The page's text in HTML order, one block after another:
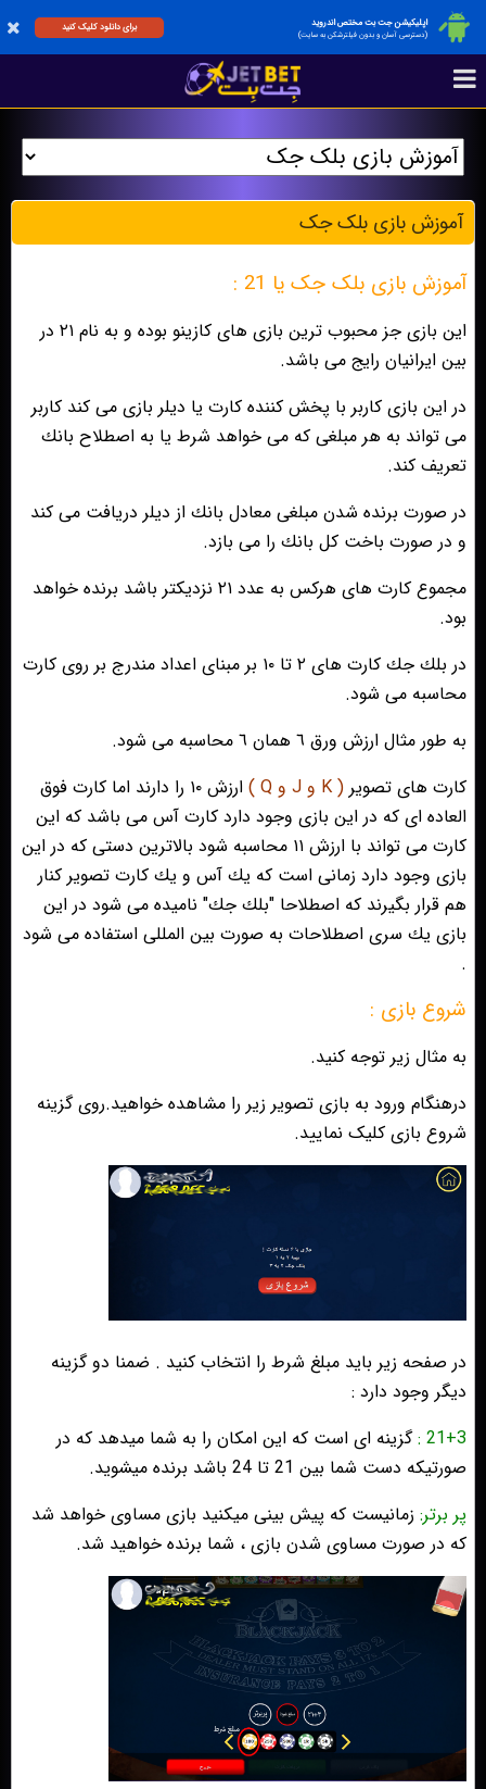
اپلیکیشن جت بت مختص اندروید
(دسترسی آسان و بدون فیلترشکن به سایت)
برای دانلود کلیک کنید
آموزش بازی بلک جک
آموزش بازی بلک جک یا 21 :
اين بازى جز محبوب ترين بازى هاى كازينو بوده و به نام ٢١ در
بين ايرانيان رايج مى باشد.
در اين بازى كاربر با پخش كننده كارت يا ديلر بازى مى كند كاربر
مى تواند به هر مبلغى كه مى خواهد شرط يا به اصطلاح بانك
تعريف كند.
در صورت برنده شدن مبلغى معادل بانك از ديلر دريافت مى كند
و در صورت باخت كل بانك را مى بازد.
مجموع كارت هاى هركس به عدد ٢١ نزديكتر باشد برنده خواهد
بود.
در بلك جك كارت هاى ٢ تا ١٠ بر مبناى اعداد مندرج بر روى كارت
محاسبه مى شود.
به طور مثال ارزش ورق ٦ همان ٦ محاسبه مى شود.
كارت هاى تصوير ( K و J و Q )
ارزش ١٠ را دارند اما كارت فوق
العاده اى كه در اين بازى وجود دارد كارت آس مى باشد كه اين
كارت مى تواند با ارزش ١١ محاسبه شود بالاترين دستى كه در اين
بازى وجود دارد زمانى است كه يك آس و يك كارت تصوير كنار
هم قرار بگيرند كه اصطلاحا "بلك جك" ناميده مى شود در اين
بازى يك سرى اصطلاحات به صورت بين المللى استفاده مى شود
.
شروع بازی :
به مثال زیر توجه کنید.
درهنگام ورود به بازی تصویر زیر را مشاهده خواهید.روی گزینه
شروع بازی کلیک نمایید.
در صفحه زیر باید مبلغ شرط را انتخاب کنید . ضمنا دو گزینه
دیگر وجود دارد :
21+3 : گزینه ای است که این امکان را به شما میدهد که در
صورتیکه دست شما بین 21 تا 24 باشد برنده میشوید.
پر برتر: زمانیست که پیش بینی میکنید بازی مساوی خواهد شد
که در صورت مساوی شدن بازی ، شما برنده خواهید شد.